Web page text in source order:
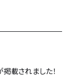
載されました！